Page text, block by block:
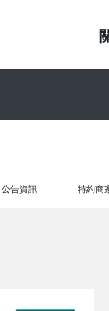
公告資訊 特約商